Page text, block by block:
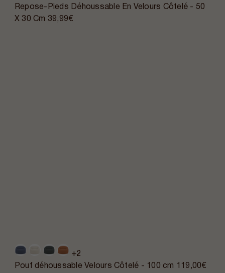
Repose-Pieds Déhoussable En Velours Côtelé - 50
X 30 Cm 39,99€
+2
Pouf déhoussable Velours Côtelé - 100 cm 119,00€